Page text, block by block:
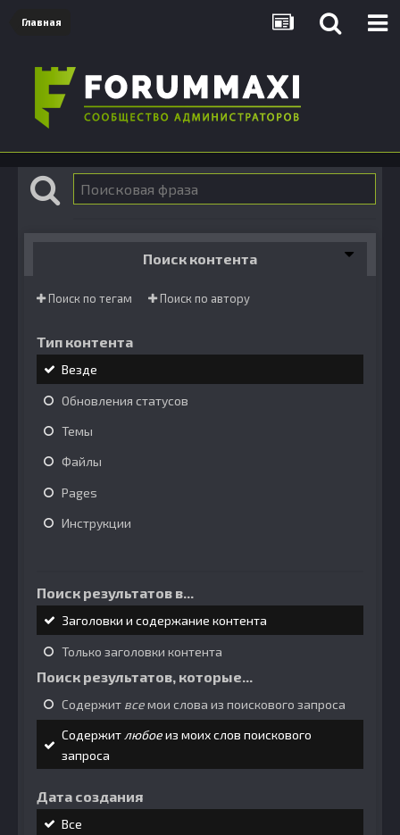
Главная
Поиск контента
Поиск по тегам Поиск по автору
Тип контента
Везде
Обновления статусов
Темы
Файлы
Pages
Инструкции
Поиск результатов в...
Заголовки и содержание контента
Только заголовки контента
Поиск результатов, которые...
Содержит всемои слова из поискового запроса
Содержитлюбоеиз моих слов поискового
запроса
Дата создания
Все